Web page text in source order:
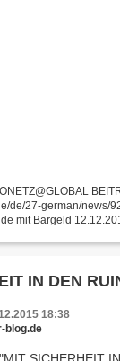
de/27-german/news/
mit Bargeld
IN DEN
18:38
blog.de